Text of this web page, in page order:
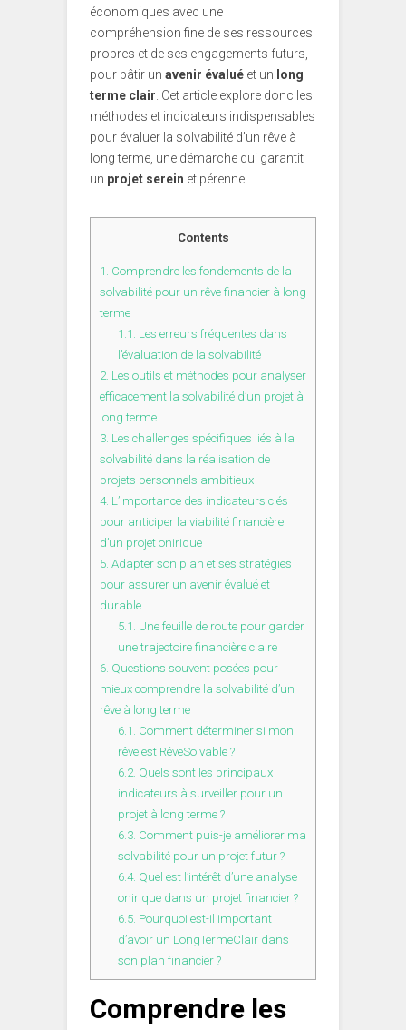
économiques avec une
compréhension fine de ses ressources
propres et de ses engagements futurs,
pour bâtir un avenir évalué et un long
terme clair. Cet article explore donc les
méthodes et indicateurs indispensables
pour évaluer la solvabilité d’un rêve à
long terme, une démarche qui garantit
un projet serein et pérenne.
Contents
1. Comprendre les fondements de la
solvabilité pour un rêve financier à long
terme
1.1. Les erreurs fréquentes dans
l’évaluation de la solvabilité
2. Les outils et méthodes pour analyser
efficacement la solvabilité d’un projet à
long terme
3. Les challenges spécifiques liés à la
solvabilité dans la réalisation de
projets personnels ambitieux
4. L’importance des indicateurs clés
pour anticiper la viabilité financière
d’un projet onirique
5. Adapter son plan et ses stratégies
pour assurer un avenir évalué et
durable
5.1. Une feuille de route pour garder
une trajectoire financière claire
6. Questions souvent posées pour
mieux comprendre la solvabilité d’un
rêve à long terme
6.1. Comment déterminer si mon
rêve est RêveSolvable ?
6.2. Quels sont les principaux
indicateurs à surveiller pour un
projet à long terme ?
6.3. Comment puis-je améliorer ma
solvabilité pour un projet futur ?
6.4. Quel est l’intérêt d’une analyse
onirique dans un projet financier ?
6.5. Pourquoi est-il important
d’avoir un LongTermeClair dans
son plan financier ?
Comprendre les